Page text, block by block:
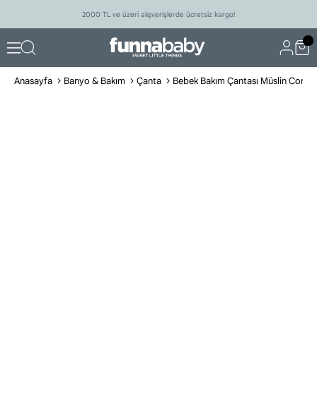
2000 TL ve üzeri alışverişlerde ücretsiz kargo!
Anasayfa Banyo & Bakım Çanta Bebek Bakım Çantası Müslin Coral